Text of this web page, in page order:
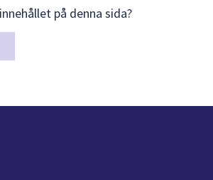
på denna sida?